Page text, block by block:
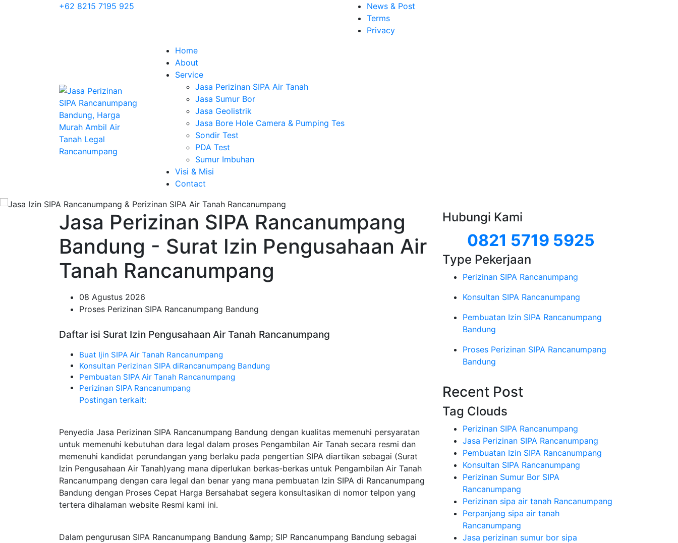
+62 8215 7195 925
News & Post
Terms
Privacy
Home
About
Service
Jasa Perizinan SIPA Air Tanah
Jasa Sumur Bor
Jasa Geolistrik
Jasa Bore Hole Camera & Pumping Tes
Sondir Test
PDA Test
Sumur Imbuhan
Visi & Misi
Contact
Jasa Perizinan SIPA Rancanumpang
Bandung - Surat Izin Pengusahaan Air
Tanah Rancanumpang
08 Agustus 2026
Proses Perizinan SIPA Rancanumpang Bandung
Daftar isi Surat Izin Pengusahaan Air Tanah Rancanumpang
Buat Ijin SIPA Air Tanah Rancanumpang
Konsultan Perizinan SIPA diRancanumpang Bandung
Pembuatan SIPA Air Tanah Rancanumpang
Perizinan SIPA Rancanumpang
Postingan terkait:
Penyedia Jasa Perizinan SIPA Rancanumpang Bandung dengan kualitas memenuhi persyaratan
untuk memenuhi kebutuhan dara legal dalam proses Pengambilan Air Tanah secara resmi dan
memenuhi kandidat perundangan yang berlaku pada pengertian SIPA diartikan sebagai (Surat
Izin Pengusahaan Air Tanah)yang mana diperlukan berkas-berkas untuk Pengambilan Air Tanah
Rancanumpang dengan cara legal dan benar yang mana pembuatan Izin SIPA di Rancanumpang
Bandung dengan Proses Cepat Harga Bersahabat segera konsultasikan di nomor telpon yang
tertera dihalaman website Resmi kami ini.
Dalam pengurusan SIPA Rancanumpang Bandung &amp; SIP Rancanumpang Bandung sebagai
Hubungi Kami
0821 5719 5925
Type Pekerjaan
Perizinan SIPA Rancanumpang
Konsultan SIPA Rancanumpang
Pembuatan Izin SIPA Rancanumpang
Bandung
Proses Perizinan SIPA Rancanumpang
Bandung
Recent Post
Tag Clouds
Perizinan SIPA Rancanumpang
Jasa Perizinan SIPA Rancanumpang
Pembuatan Izin SIPA Rancanumpang
Konsultan SIPA Rancanumpang
Perizinan Sumur Bor SIPA
Rancanumpang
Perizinan sipa air tanah Rancanumpang
Perpanjang sipa air tanah
Rancanumpang
Jasa perizinan sumur bor sipa